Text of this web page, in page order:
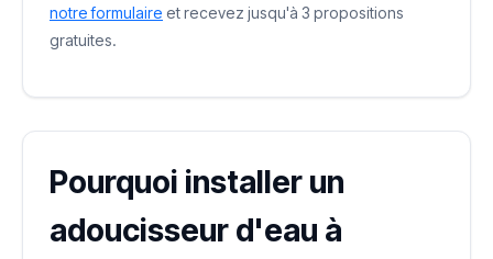
notre formulaire et recevez jusqu'à 3 propositions
gratuites.
Pourquoi installer un
adoucisseur d'eau à